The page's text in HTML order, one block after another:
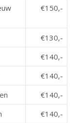
€150,-
€130,-
€140,-
€140,-
€140,-
€140,-